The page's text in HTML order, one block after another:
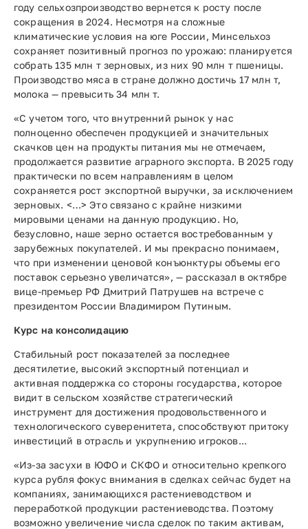
году сельхозпроизводство вернется к росту после
сокращения в 2024. Несмотря на сложные
климатические условия на юге России, Минсельхоз
сохраняет позитивный прогноз по урожаю: планируется
собрать 135 млн т зерновых, из них 90 млн т пшеницы.
Производство мяса в стране должно достичь 17 млн т,
молока — превысить 34 млн т.
«С учетом того, что внутренний рынок у нас
полноценно обеспечен продукцией и значительных
скачков цен на продукты питания мы не отмечаем,
продолжается развитие аграрного экспорта. В 2025 году
практически по всем направлениям в целом
сохраняется рост экспортной выручки, за исключением
зерновых. <…> Это связано с крайне низкими
мировыми ценами на данную продукцию. Но,
безусловно, наше зерно остается востребованным у
зарубежных покупателей. И мы прекрасно понимаем,
что при изменении ценовой конъюнктуры объемы его
поставок серьезно увеличатся», — рассказал в октябре
вице-премьер РФ Дмитрий Патрушев на встрече с
президентом России Владимиром Путиным.
Курс на консолидацию
Стабильный рост показателей за последнее
десятилетие, высокий экспортный потенциал и
активная поддержка со стороны государства, которое
видит в сельском хозяйстве стратегический
инструмент для достижения продовольственного и
технологического суверенитета, способствуют притоку
инвестиций в отрасль и укрупнению игроков...
«Из-за засухи в ЮФО и СКФО и относительно крепкого
курса рубля фокус внимания в сделках сейчас будет на
компаниях, занимающихся растениеводством и
переработкой продукции растениеводства. Поэтому
возможно увеличение числа сделок по таким активам,